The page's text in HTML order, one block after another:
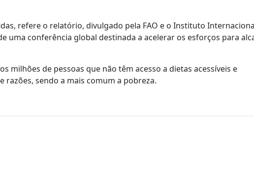
refere o relatório, divulgado pela FAO e o Instituto
uma conferência global destinada a acelerar os esforços para
milhões de pessoas que não têm acesso a dietas acessíveis e
sendo a mais comum a pobreza.